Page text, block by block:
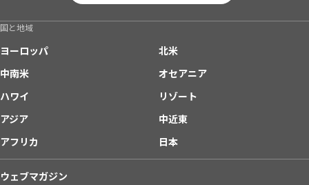
国と地域
ヨーロッパ
北米
中南米
オセアニア
ハワイ
リゾート
アジア
中近東
アフリカ
日本
ウェブマガジン